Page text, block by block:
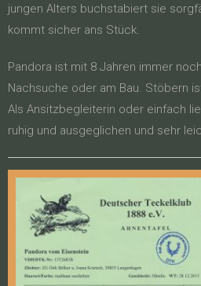
jungen Alters buchstabiert sie
kommt sicher ans Stück.
Pandora ist mit 8 Jahren immer
Nachsuche oder am Bau. Stöbern
Als Ansitzbegleiterin oder einfach
ruhig und ausgeglichen und sehr